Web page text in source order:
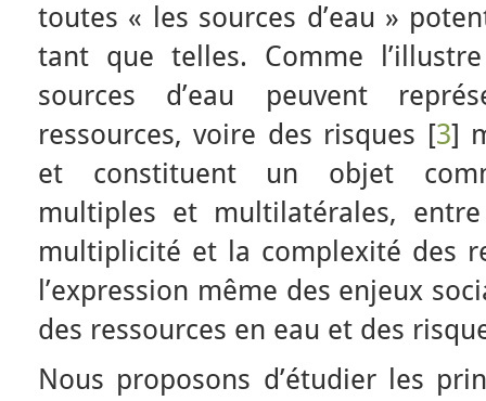
toutes « les sources d’eau »
tant que telles. Comme
sources d’eau peuvent
ressources, voire des risques [3]
et constituent un objet
multiples et multilatérales, entre
multiplicité et la complexité des
l’expression même des enjeux
des ressources en eau et des
Nous proposons d’étudier les